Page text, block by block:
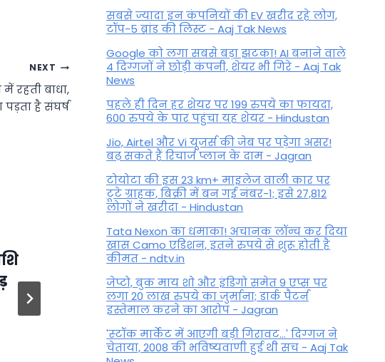
NEXT
रहती बाधा,
है संघर्ष
Sagittarius Daily Horoscope:
आज का दिन सामान्य, मित्रों से होगी
मुलाकात
By June 6, 2025
सबसे ज्यादा इन कंपनियों की EV खरीद रहे लोग,
टॉप-5 ब्रांड की लिस्ट - Aaj Tak News
Google को लगा सबसे बड़ा झटका! AI बनाने वाले
4 दिग्गजों ने छोड़ी कंपनी, शेयर भी गिरे - Aaj Tak
News
पहले ही दिन हर शेयर पर 199 रुपये का फायदा,
600 रुपये के पार पहुंचा यह शेयर - Hindustan
Jio, Airtel और Vi यूजर्स की जेब पर पड़ेगा असर!
बढ़ सकते हैं रिचार्ज प्लान के दाम - Jagran
टोयोटा की इस 23 km+ माइलेज वाली कार पर
टूटे ग्राहक, बिक्री में बन गई नंबर-1; इसे 27,812
लोगों ने खरीदा - Hindustan
Tata Nexon का धमाका! अचानक लॉन्च कर दिया
खास Camo एडिशन, इतने रुपये से शुरू होती है
कीमत - ndtv.in
जेप्टो, बुक माय शो और इंडिगो समेत 9 एप्स पर
लगा 20 लाख रुपये का जुर्माना; डार्क पैटर्न
इस्तेमाल करने का आरोप - Jagran
'स्‍टॉक मार्केट में आएगी बड़ी गिरावट...' दिग्‍गज ने
चेताया, 2008 की भविष्यवाणी हुई थी सच - Aaj Tak